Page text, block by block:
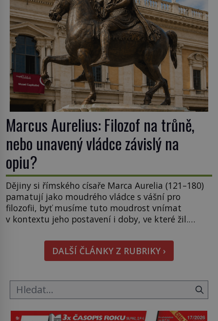
Marcus Aurelius: Filozof na trůně,
nebo unavený vládce závislý na
opiu?
Dějiny si římského císaře Marca Aurelia (121–180)
pamatují jako moudrého vládce s vášní pro
filozofii, byť musíme tuto moudrost vnímat
v kontextu jeho postavení i doby, ve které žil.
pravdu na padrť a prohlásit, že to byl jen životem
unavený a drogou ovládaný muž? Marcus Aurelius
byl zastáncem stoicismu, učení, […]
DALŠÍ ČLÁNKY Z RUBRIKY ›